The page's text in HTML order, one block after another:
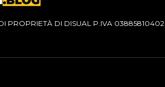
PROPRIETÀ DI DISUAL P.IVA 03885810402